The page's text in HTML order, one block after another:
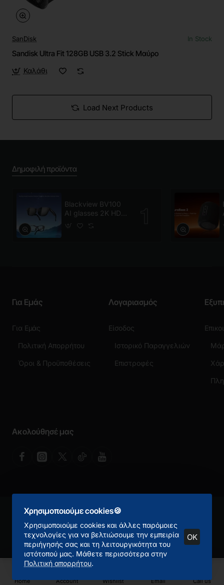
Home Account Wishlist Email Call us
Χρησιμοποιούμε cookies🍪
Χρησιμοποιούμε cookies και άλλες παρόμοιες
τεχνολογίες για να βελτιώσουμε την εμπειρία
περιήγησής σας και τη λειτουργικότητα του
ιστότοπού μας. Μάθετε περισσότερα στην
Πολιτική απορρήτου.
OK
SanDisk In Stock
Sandisk Ultra Fit 128GB USB 3.2 Stick Μαύρο
Καλάθι
Load Next Products
Δημοφιλή προϊόντα
Blackview BV100
AI glasses 2K HD
800W Pixels Smart
Glasses Polarized
Για Εμάς
Για Εμάς
Πολιτική Απορρήτου
Όροι & Προϋποθέσεις
Λογαριασμός
Είσοδος
Ιστορικό Παραγγελιών
Επιστροφές
Ακολούθησέ μας
Πνευματικά Δικαιώματα ©2026 NetConnect Α.Ε. Με την επιφύλαξη
παντός δικαιώματος
Product Filter